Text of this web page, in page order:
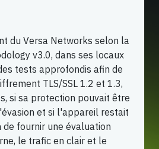
du Versa Networks selon la
v3.0, dans ses locaux
tests approfondis afin de
TLS/SSL 1.2 et 1.3,
si sa protection pouvait être
et si l'appareil restait
fournir une évaluation
le trafic en clair et le